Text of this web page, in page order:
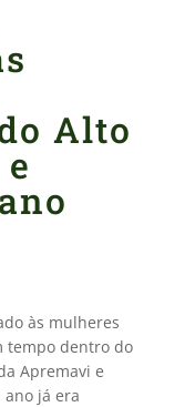
Alto
às mulheres
tempo dentro do
Apremavi e
já era